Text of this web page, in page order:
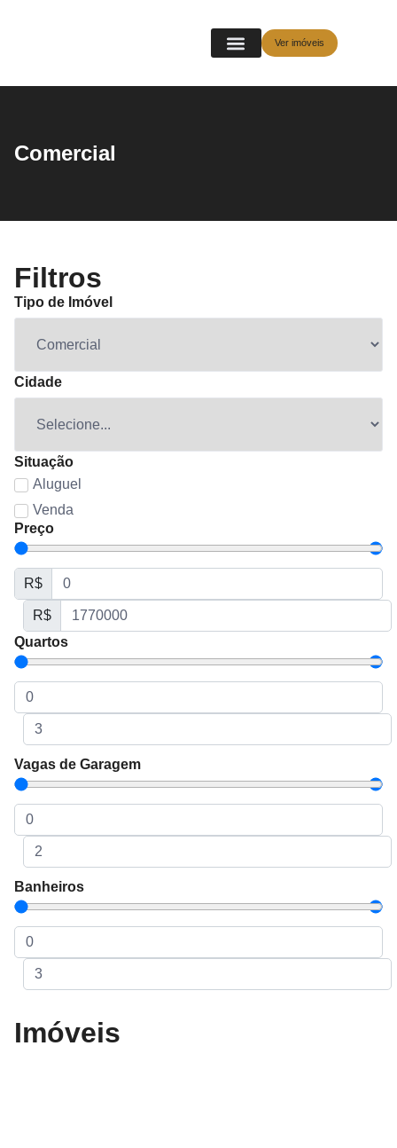
Ver imóveis
Comercial
Filtros
Tipo de Imóvel
Cidade
Situação
Aluguel
Venda
Preço
R$
R$
Quartos
Vagas de Garagem
Banheiros
Imóveis